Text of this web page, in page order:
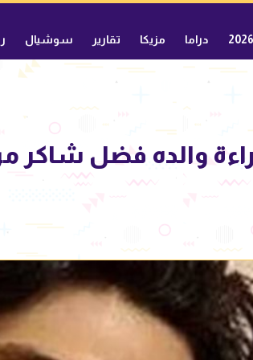
دراما مزيكا تقارير سوشيال
والده فضل شاكر